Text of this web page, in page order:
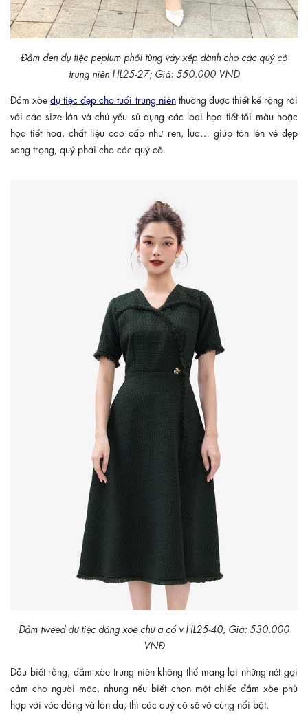
Đầm đen dự tiệc peplum phối tùng váy xếp dành cho các quý cô
trung niên HL25-27; Giá: 550.000 VNĐ
Đầm xòedự tiệc đẹp cho tuổi trung niênthường được thiết kế rộng rãi
với các size lớn và chủ yếu sử dụng các loại họa tiết tối màu hoặc
họa tiết hoa, chất liệu cao cấp như ren, lụa… giúp tôn lên vẻ đẹp
sang trọng, quý phái cho các quý cô.
Đầm tweed dự tiệc dáng xoè chữ a cổ v HL25-40; Giá: 530.000
VNĐ
Dẫu biết rằng, đầm xòe trung niên không thể mang lại những nét gợi
cảm cho người mặc, nhưng nếu biết chọn một chiếc đầm xòe phù
hợp với vóc dáng và làn da, thì các quý cô sẽ vô cùng nổi bật.